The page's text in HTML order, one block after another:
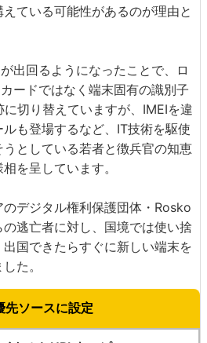
ている可能性があるのが理由と
出回るようになったことで、ロ
ードではなく端末固有の識別子
に切り替えていますが、IMEIを違
も登場するなど、IT技術を駆使
としている若者と徴兵官の知恵
を呈しています。
デジタル権利保護団体・Rosko
逃亡者に対し、国境では使い捨
国できたらすぐに新しい端末を
た。
先ソースに設定